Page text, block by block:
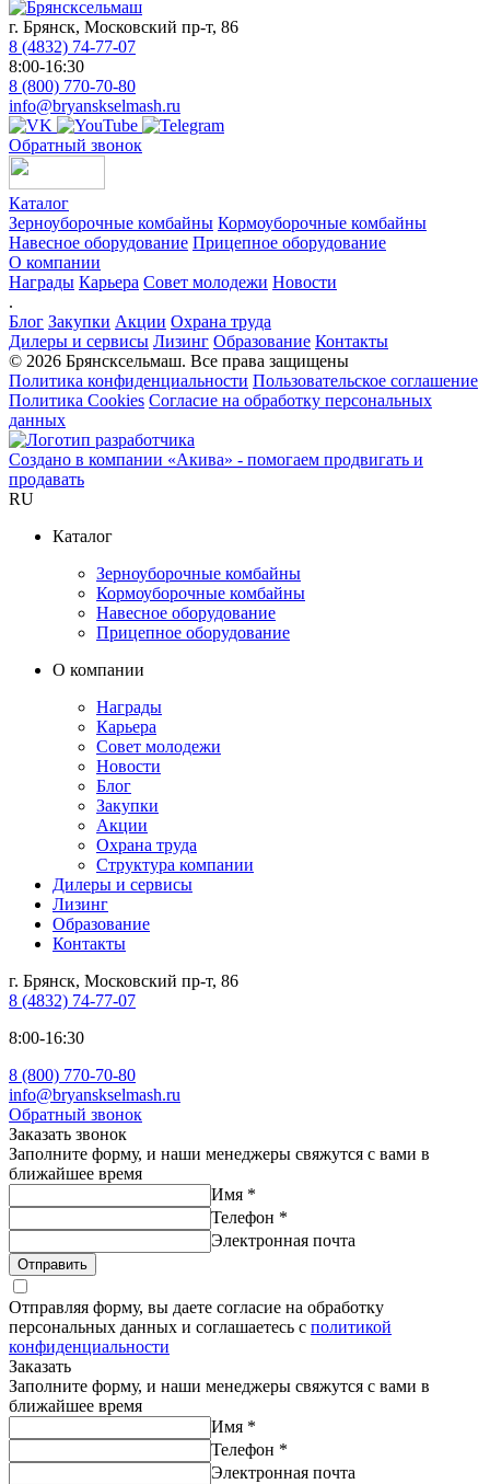
г. Брянск, Московский пр-т, 86
8 (4832) 74-77-07
8:00-16:30
8 (800) 770-70-80
info@bryanskselmash.ru
Обратный звонок
Каталог
Зерноуборочные комбайны Кормоуборочные комбайны
Навесное оборудование Прицепное оборудование
О компании
Награды Карьера Совет молодежи Новости
.
Блог Закупки Акции Охрана труда
Дилеры и сервисы Лизинг Образование Контакты
© 2026 Брянсксельмаш. Все права защищены
Политика конфиденциальности Пользовательское соглашение
Политика Cookies Согласие на обработку персональных
данных
Создано в компании «Акива» - помогаем продвигать и
продавать
RU
Каталог
Зерноуборочные комбайны
Кормоуборочные комбайны
Навесное оборудование
Прицепное оборудование
О компании
Награды
Карьера
Совет молодежи
Новости
Блог
Закупки
Акции
Охрана труда
Структура компании
Дилеры и сервисы
Лизинг
Образование
Контакты
г. Брянск, Московский пр-т, 86
8 (4832) 74-77-07
8:00-16:30
8 (800) 770-70-80
info@bryanskselmash.ru
Обратный звонок
Заказать звонок
Заполните форму, и наши менеджеры свяжутся с вами в
ближайшее время
Имя *
Телефон *
Электронная почта
Отправить
Отправляя форму, вы даете согласие на обработку
персональных данных и соглашаетесь с политикой
конфиденциальности
Заказать
Заполните форму, и наши менеджеры свяжутся с вами в
ближайшее время
Имя *
Телефон *
Электронная почта